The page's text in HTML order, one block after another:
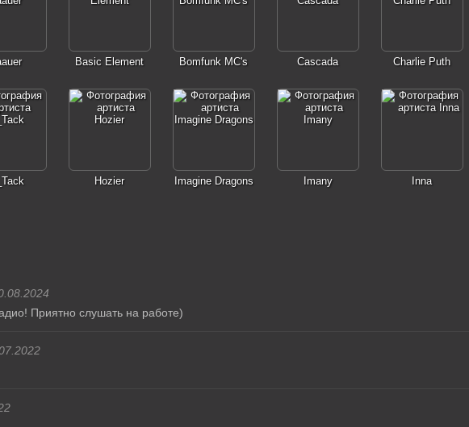
Basic Element Bomfunk MC's Cascada Charlie Puth
Hozier Imagine Dragons Imany Inna
Приятно слушать на работе)